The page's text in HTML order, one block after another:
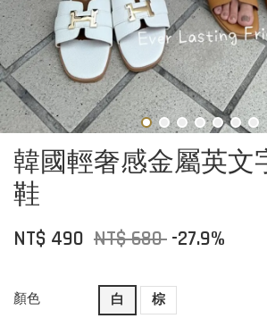
韓國輕奢感金屬英文
鞋
NT$ 490 NT$ 680 -27.9%
顏色 白 棕